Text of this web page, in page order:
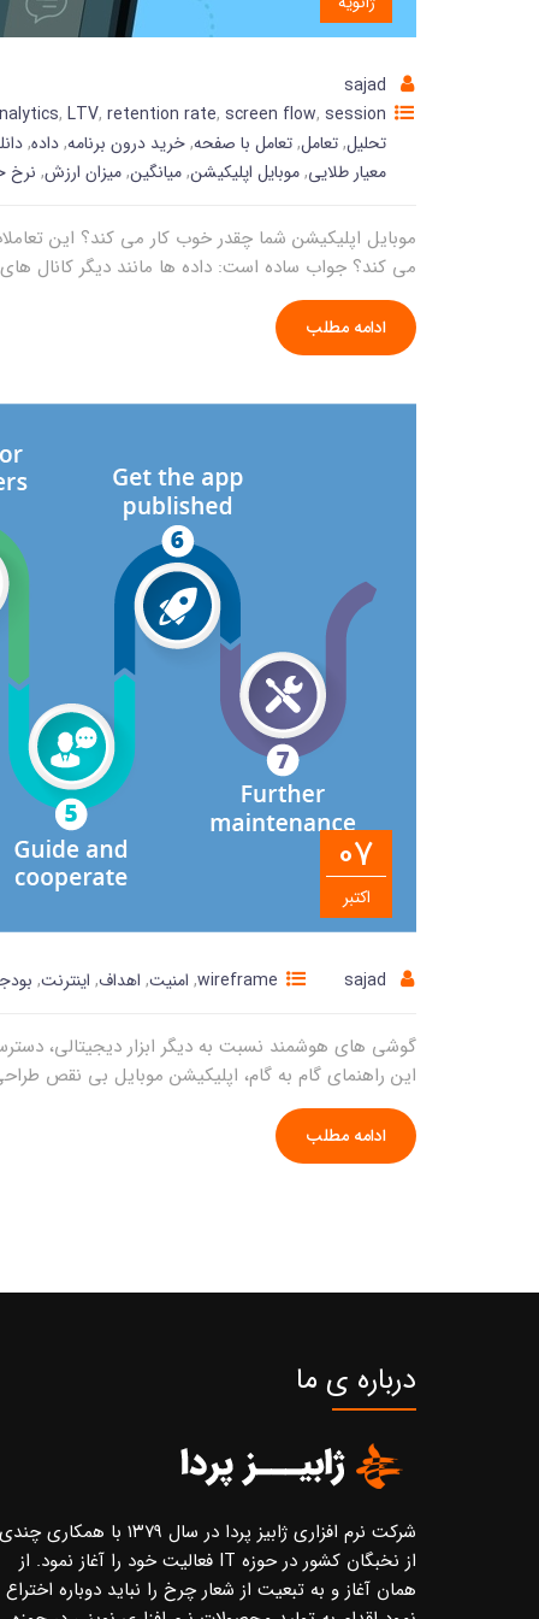
sajad
, LTV, retention rate, screen flow, session
تحلیل,تعامل,تعامل با صفحه,خرید درون برنامه,داده,
معیار طلایی,موبایل اپلیکیشن,میانگین,میزان ارزش, نرخ
موبایل اپلیکیشن شما چقدر خوب کار می کند؟ این
می کند؟ جواب ساده است: داده ها مانند دیگر کانال
ادامه مطلب
07
اکتبر
sajad
wireframe
, امنیت, اهداف, اینترنت,
گوشی های هوشمند نسبت به دیگر ابزار دیجیتالی،
این راهنمای گام به گام، اپلیکیشن موبایل بی نقص طراحی کرده و بسازید. گفته می شود
ادامه مطلب
درباره ی ما
شرکت نرم افزاری ژابیز پردا در سال ۱۳۷۹ با همکاری چندی
از نخبگان کشور در حوزه IT فعالیت خود را آغاز نمود. از
همان آغاز و به تبعیت از شعار چرخ را نباید دوباره اختراع